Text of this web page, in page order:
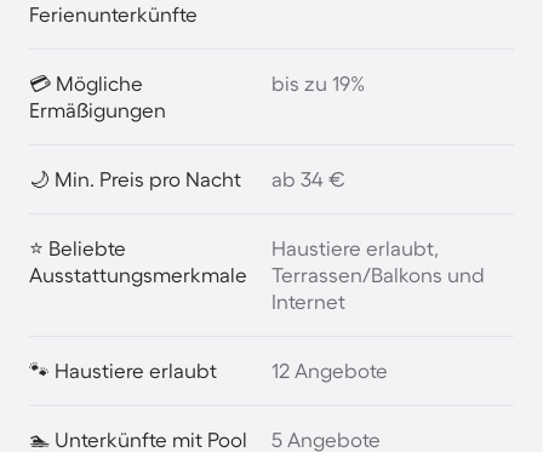
Ferienunterkünfte
💳 Mögliche
Ermäßigungen
bis zu 19%
🌙 Min. Preis pro Nacht ab 34 €
⭐ Beliebte
Ausstattungsmerkmale
Haustiere erlaubt,
Terrassen/Balkons und
Internet
🐾 Haustiere erlaubt 12 Angebote
🏊 Unterkünfte mit Pool 5 Angebote